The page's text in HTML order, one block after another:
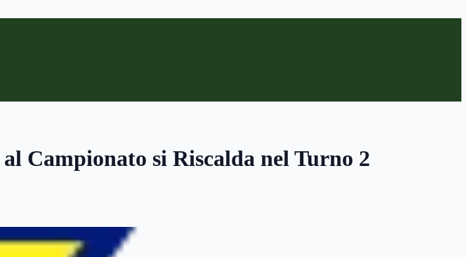
Campionato si Riscalda nel Turno 2